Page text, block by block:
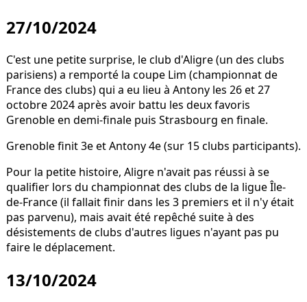
27/10/2024
C'est une petite surprise, le club d'Aligre (un des clubs
parisiens) a remporté la coupe Lim (championnat de
France des clubs) qui a eu lieu à Antony les 26 et 27
octobre 2024 après avoir battu les deux favoris
Grenoble en demi-finale puis Strasbourg en finale.
Grenoble finit 3e et Antony 4e (sur 15 clubs participants).
Pour la petite histoire, Aligre n'avait pas réussi à se
qualifier lors du championnat des clubs de la ligue Île-
de-France (il fallait finir dans les 3 premiers et il n'y était
pas parvenu), mais avait été repêché suite à des
désistements de clubs d'autres ligues n'ayant pas pu
faire le déplacement.
13/10/2024